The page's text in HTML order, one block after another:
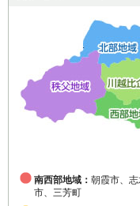
南西部地域： 朝霞市、
市、三芳町